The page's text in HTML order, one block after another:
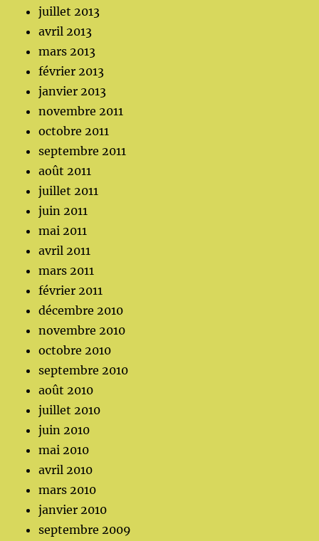
juillet 2013
avril 2013
mars 2013
février 2013
janvier 2013
novembre 2011
octobre 2011
septembre 2011
août 2011
juillet 2011
juin 2011
mai 2011
avril 2011
mars 2011
février 2011
décembre 2010
novembre 2010
octobre 2010
septembre 2010
août 2010
juillet 2010
juin 2010
mai 2010
avril 2010
mars 2010
janvier 2010
septembre 2009